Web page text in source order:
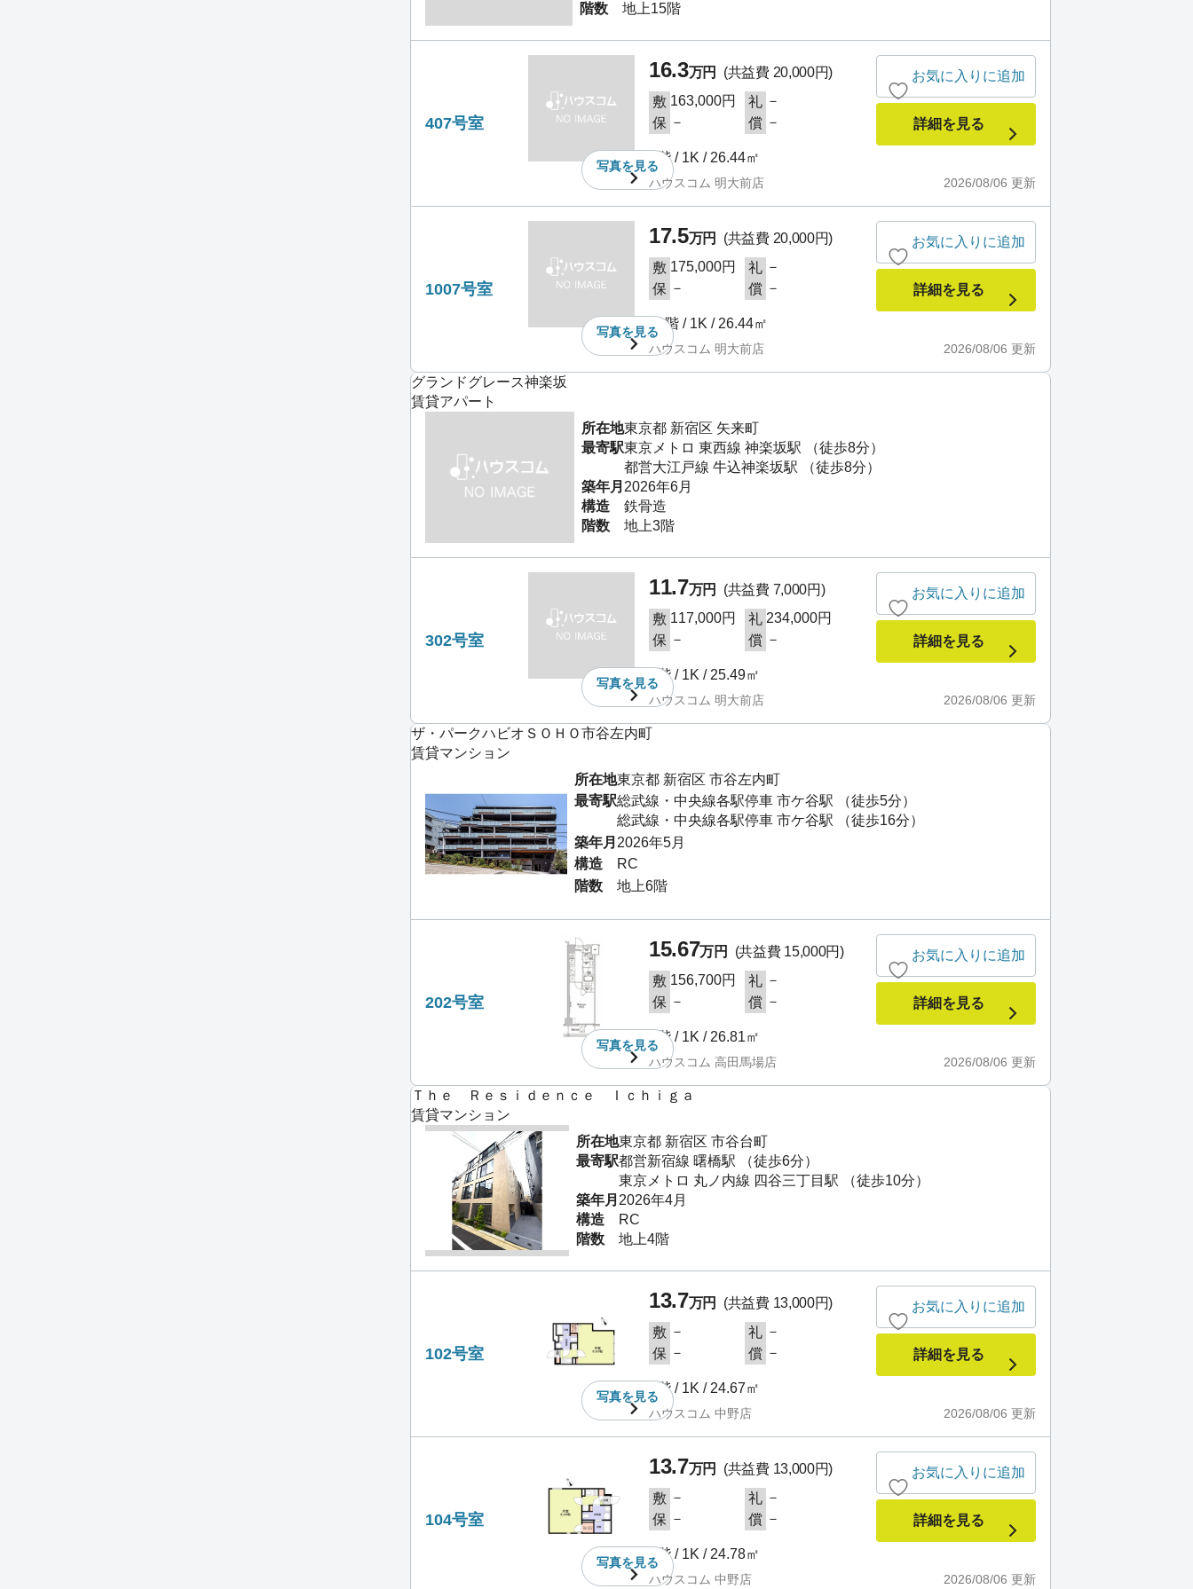
階数
地上15階
407号室
写真を見る
16.3万円
(共益費 20,000円)
敷 163,000円 礼 －
保 － 償 －
4階 / 1K / 26.44㎡
2026/08/06 更新
ハウスコム 明大前店
お気に入りに追加
詳細を見る
1007号室
写真を見る
17.5万円
(共益費 20,000円)
敷 175,000円 礼 －
保 － 償 －
10階 / 1K / 26.44㎡
2026/08/06 更新
ハウスコム 明大前店
お気に入りに追加
詳細を見る
グランドグレース神楽坂
賃貸アパート
所在地東京都 新宿区 矢来町
最寄駅東京メトロ 東西線 神楽坂駅 （徒歩8分）
都営大江戸線 牛込神楽坂駅 （徒歩8分）
築年月 2026年6月
構造
鉄骨造
階数
地上3階
302号室
写真を見る
11.7万円
(共益費 7,000円)
敷 117,000円 礼 234,000円
保 － 償 －
3階 / 1K / 25.49㎡
2026/08/06 更新
ハウスコム 明大前店
お気に入りに追加
詳細を見る
ザ・パークハビオＳＯＨＯ市谷左内町
賃貸マンション
所在地東京都 新宿区 市谷左内町
最寄駅総武線・中央線各駅停車 市ケ谷駅 （徒歩5分）
総武線・中央線各駅停車 市ケ谷駅 （徒歩16分）
築年月 2026年5月
構造
RC
階数
地上6階
202号室
写真を見る
15.67万円
(共益費 15,000円)
敷 156,700円 礼 －
保 － 償 －
2階 / 1K / 26.81㎡
2026/08/06 更新
ハウスコム 高田馬場店
お気に入りに追加
詳細を見る
Ｔｈｅ Ｒｅｓｉｄｅｎｃｅ Ｉｃｈｉｇａ
賃貸マンション
所在地東京都 新宿区 市谷台町
最寄駅都営新宿線 曙橋駅 （徒歩6分）
東京メトロ 丸ノ内線 四谷三丁目駅 （徒歩10分）
築年月 2026年4月
構造
RC
階数
地上4階
102号室
写真を見る
13.7万円
(共益費 13,000円)
敷 － 礼 －
保 － 償 －
1階 / 1K / 24.67㎡
2026/08/06 更新
ハウスコム 中野店
お気に入りに追加
詳細を見る
104号室
写真を見る
13.7万円
(共益費 13,000円)
敷 － 礼 －
保 － 償 －
1階 / 1K / 24.78㎡
2026/08/06 更新
ハウスコム 中野店
お気に入りに追加
詳細を見る